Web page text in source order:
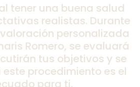
tener una buena salud
realistas. Durante
personalizada
Romero, se evaluará
tus objetivos y se
procedimiento es el
para ti.